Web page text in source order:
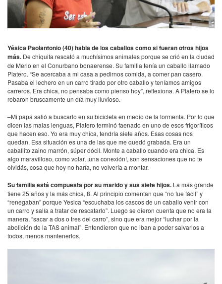
Yésica Paolantonio (40) habla de los caballos como si fueran otros hijos
más. De chiquita rescató a muchísimos animales porque se crió en la ciudad
de Merlo en el Conurbano bonaerense. Su familia tenía un caballo llamado
Platero. “Se acercaba a mi casa a pedirnos comida, a comer pan casero.
Pasaba el lechero en un carro tirado por otro caballo y teníamos amigos
carreros. Era chica, no pensaba como pienso hoy”, reflexiona. A Platero se lo
robaron bruscamente un día muy lluvioso.
–Mi papá salió a buscarlo en su bicicleta en medio de la tormenta. Por lo que
dicen las malas lenguas, Platero terminó faenado en uno de esos frigoríficos
que hacen eso. Yo era muy chica, tendría siete años. Esas cosas nos
quedan. Esa situación es una de las que me quedó grabada. Era un
caballito zaino marrón, súper dócil. Monte a caballo cuando era chica. Es
algo maravilloso, como volar, ¡una conexión!, son sensaciones que no te
olvidás, cosa que hoy no haría, no volvería a montar.
Su familia está compuesta por su marido y sus siete hijos. La más grande
tiene 25 años y la más chica, 8. Al principio comentan que “no fue fácil” y
“renegaban” porque Yesica “escuchaba los cascos de un caballo venir con
un carro y salía a tratar de rescatarlo”. Luego se dieron cuenta que no era la
manera, “sacar a dos o tres del carro”, sino que era mejor “luchar por la
abolición de la TAS animal”. Entendieron que no iban a poder salvarlos a
todos, menos mantenerlos.